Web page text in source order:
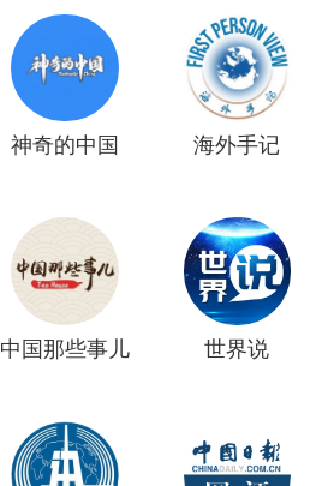
神奇的中国 海外手记
中国那些事儿 世界说